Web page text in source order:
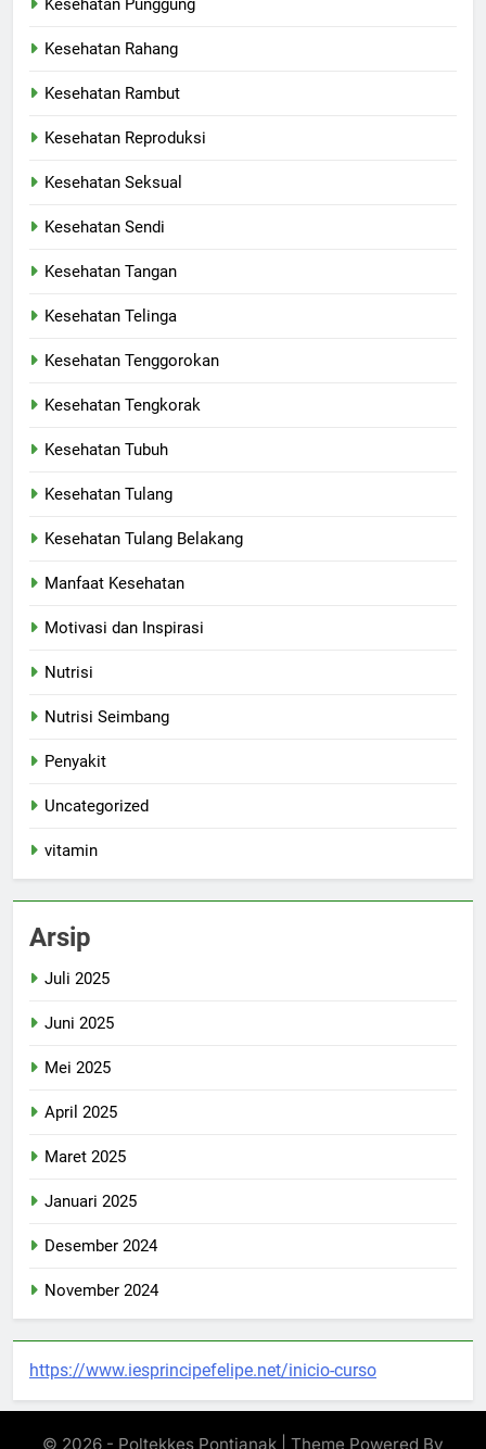
Kesehatan Punggung
Kesehatan Rahang
Kesehatan Rambut
Kesehatan Reproduksi
Kesehatan Seksual
Kesehatan Sendi
Kesehatan Tangan
Kesehatan Telinga
Kesehatan Tenggorokan
Kesehatan Tengkorak
Kesehatan Tubuh
Kesehatan Tulang
Kesehatan Tulang Belakang
Manfaat Kesehatan
Motivasi dan Inspirasi
Nutrisi
Nutrisi Seimbang
Penyakit
Uncategorized
vitamin
Arsip
Juli 2025
Juni 2025
Mei 2025
April 2025
Maret 2025
Januari 2025
Desember 2024
November 2024
https://www.iesprincipefelipe.net/inicio-curso
© 2026 - Poltekkes Pontianak | Theme Powered By